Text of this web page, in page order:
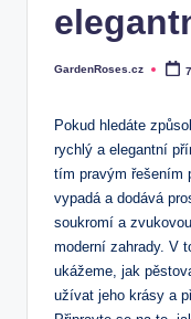
Posted
GardenRoses.cz
Pokud hledáte
rychlý a elegantní
tím pravým řešením
vypadá a dodává
soukromí a
moderní zahrady. V
ukážeme, jak
užívat jeho krásy a